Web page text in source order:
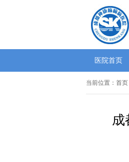
医院首页
当前位置： 首页
成